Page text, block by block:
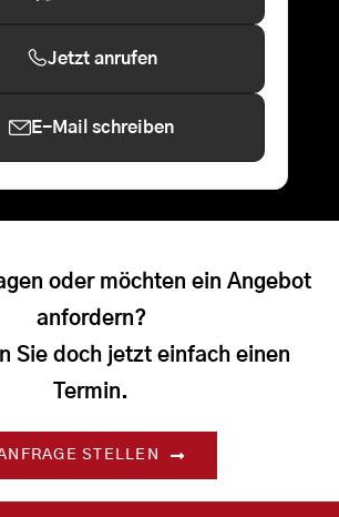
Jetzt anrufen
E-Mail schreiben
oder möchten ein Angebot
anfordern?
Sie doch jetzt einfach einen
Termin.
STELLEN